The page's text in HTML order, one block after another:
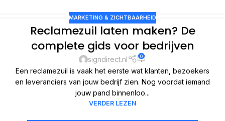
MARKETING & ZICHTBAARHEID
Reclamezuil laten maken? De
complete gids voor bedrijven
signdirect.nl 0
Een reclamezuil is vaak het eerste wat klanten, bezoekers
en leveranciers van jouw bedrijf zien. Nog voordat iemand
jouw pand binnenloo...
VERDER LEZEN